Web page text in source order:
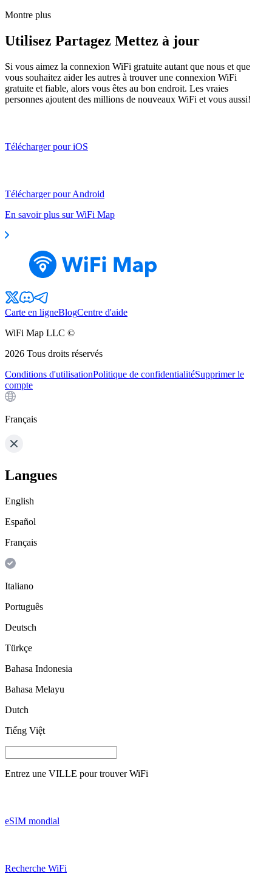
Montre plus
Utilisez Partagez Mettez à jour
Si vous aimez la connexion WiFi gratuite autant que nous et que
vous souhaitez aider les autres à trouver une connexion WiFi
gratuite et fiable, alors vous êtes au bon endroit. Les vraies
personnes ajoutent des millions de nouveaux WiFi et vous aussi!
Télécharger pour iOS
Télécharger pour Android
En savoir plus sur WiFi Map
Carte en ligneBlogCentre d'aide
WiFi Map LLC ©
2026 Tous droits réservés
Conditions d'utilisationPolitique de confidentialitéSupprimer le
compte
Français
Langues
English
Español
Français
Italiano
Português
Deutsch
Türkçe
Bahasa Indonesia
Bahasa Melayu
Dutch
Tiếng Việt
Entrez une VILLE pour trouver WiFi
eSIM mondial
Recherche WiFi